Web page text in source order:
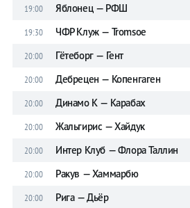
19:00 Яблонец — РФШ
19:30 ЧФР Клуж — Tromsoe
20:00 Гётеборг — Гент
20:00 Дебрецен — Копенгаген
20:00 Динамо К — Карабах
20:00 Жальгирис — Хайдук
20:00 Интер Клуб — Флора Таллин
20:00 Ракув — Хаммарбю
20:00 Рига — Дьёр